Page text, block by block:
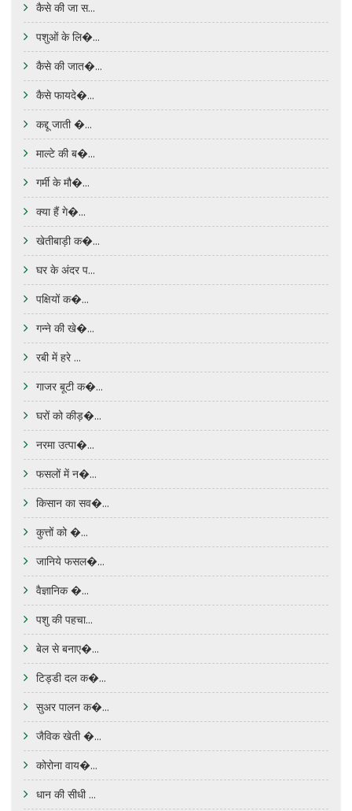
कैसे की जा स...
पशुओं के लि�...
कैसे की जात�...
कैसे फायदे�...
कद्दू जाती �...
माल्टे की ब�...
गर्मी के मौ�...
क्या हैं गे�...
खेतीबाड़ी क�...
घर के अंदर प...
पक्षियों क�...
गन्ने की खे�...
रबी में हरे ...
गाजर बूटी क�...
घरों को कीड़�...
नरमा उत्पा�...
फसलों में न�...
किसान का सव�...
कुत्तों को �...
जानिये फसल�...
वैज्ञानिक �...
पशु की पहचा...
बेल से बनाए�...
टिड्डी दल क�...
सुअर पालन क�...
जैविक खेती �...
कोरोना वाय�...
धान की सीधी ...